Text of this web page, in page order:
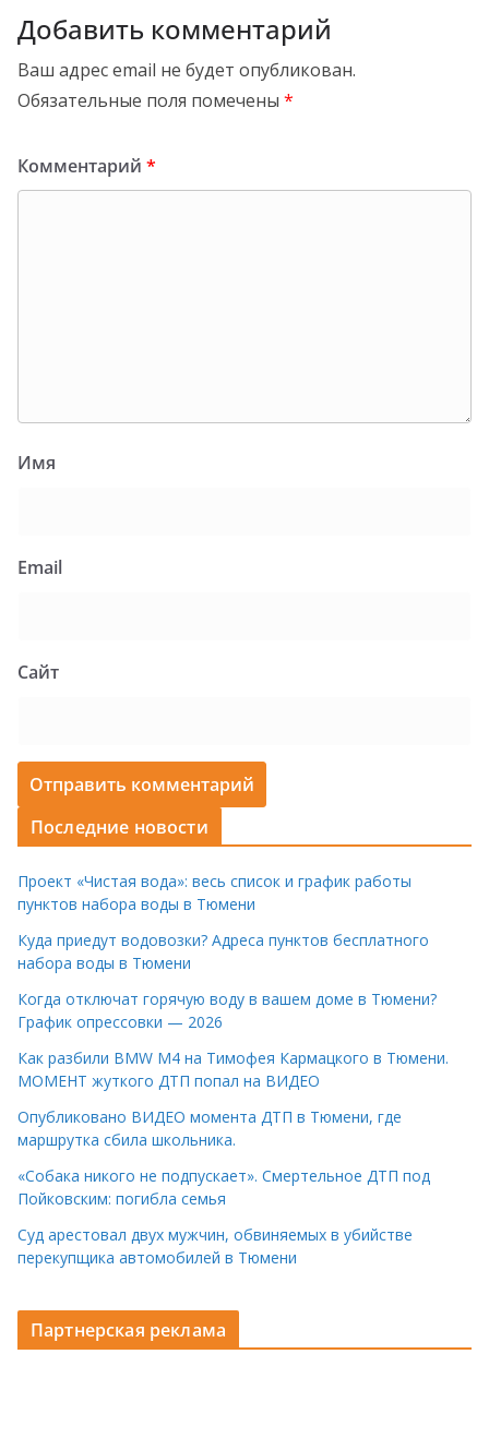
Добавить комментарий
Ваш адрес email не будет опубликован.
Обязательные поля помечены *
Комментарий *
Имя
Email
Сайт
Последние новости
Проект «Чистая вода»: весь список и график работы
пунктов набора воды в Тюмени
Куда приедут водовозки? Адреса пунктов бесплатного
набора воды в Тюмени
Когда отключат горячую воду в вашем доме в Тюмени?
График опрессовки — 2026
Как разбили BMW M4 на Тимофея Кармацкого в Тюмени.
МОМЕНТ жуткого ДТП попал на ВИДЕО
Опубликовано ВИДЕО момента ДТП в Тюмени, где
маршрутка сбила школьника.
«Собака никого не подпускает». Смертельное ДТП под
Пойковским: погибла семья
Суд арестовал двух мужчин, обвиняемых в убийстве
перекупщика автомобилей в Тюмени
Партнерская реклама